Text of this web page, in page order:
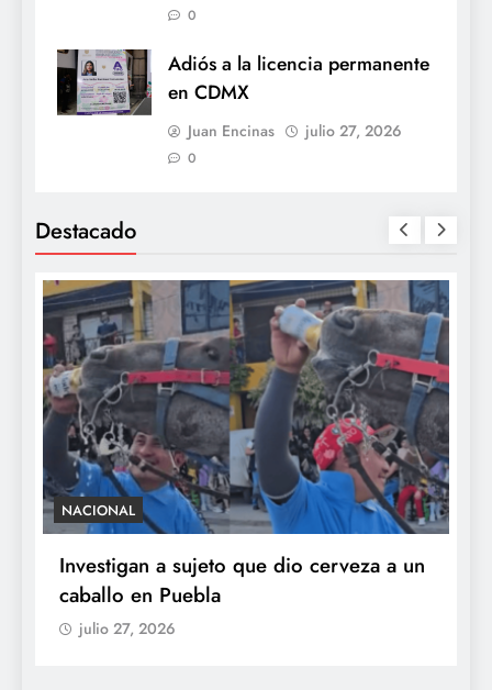
0
Adiós a la licencia permanente
en CDMX
Juan Encinas julio 27, 2026
0
Destacado
NACIONAL
Investigan a sujeto que dio cerveza a un
caballo en Puebla
julio 27, 2026